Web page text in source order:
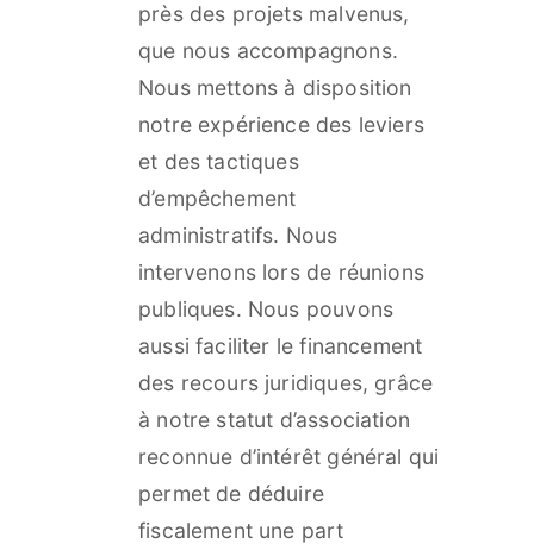
près des projets malvenus,
que nous accompagnons.
Nous mettons à disposition
notre expérience des leviers
et des tactiques
d’empêchement
administratifs. Nous
intervenons lors de réunions
publiques. Nous pouvons
aussi faciliter le financement
des recours juridiques, grâce
à notre statut d’association
reconnue d’intérêt général qui
permet de déduire
fiscalement une part